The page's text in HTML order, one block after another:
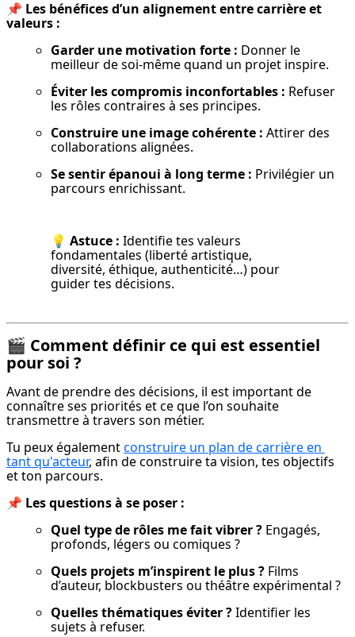
📌 Les bénéfices d’un alignement entre carrière et
valeurs :
Garder une motivation forte : Donner le
meilleur de soi-même quand un projet inspire.
Éviter les compromis inconfortables : Refuser
les rôles contraires à ses principes.
Construire une image cohérente : Attirer des
collaborations alignées.
Se sentir épanoui à long terme : Privilégier un
parcours enrichissant.
💡 Astuce : Identifie tes valeurs
fondamentales (liberté artistique,
diversité, éthique, authenticité…) pour
guider tes décisions.
🎬 Comment définir ce qui est essentiel
pour soi ?
Avant de prendre des décisions, il est important de
connaître ses priorités et ce que l’on souhaite
transmettre à travers son métier.
Tu peux également construire un plan de carrière en
tant qu'acteur, afin de construire ta vision, tes objectifs
et ton parcours.
📌 Les questions à se poser :
Quel type de rôles me fait vibrer ? Engagés,
profonds, légers ou comiques ?
Quels projets m’inspirent le plus ? Films
d’auteur, blockbusters ou théâtre expérimental ?
Quelles thématiques éviter ? Identifier les
sujets à refuser.